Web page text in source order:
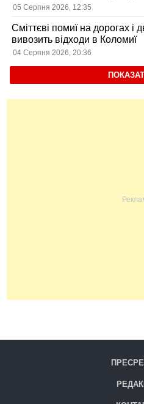
05 Серпня 2026, 12:35
Сміттєві помиї на дорогах
вивозить відходи в Коломиї
04 Серпня 2026, 20:36